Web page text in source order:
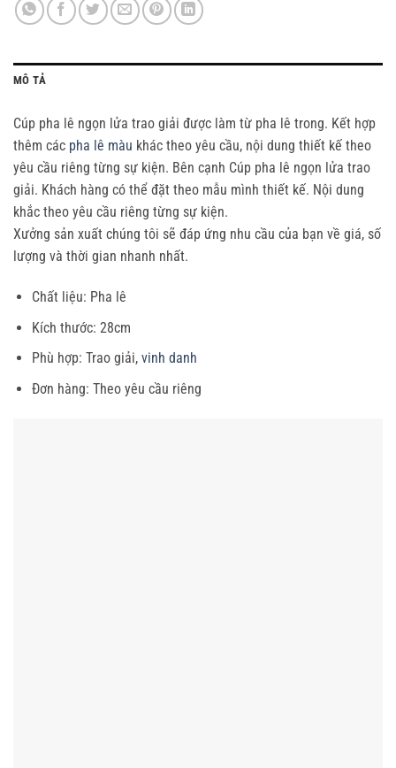
MÔ TẢ
Cúp pha lê ngọn lửa trao giải được làm từ pha lê trong. Kết hợp
thêm các pha lê màu khác theo yêu cầu, nội dung thiết kế theo
yêu cầu riêng từng sự kiện. Bên cạnh Cúp pha lê ngọn lửa trao
giải. Khách hàng có thể đặt theo mẫu mình thiết kế. Nội dung
khắc theo yêu cầu riêng từng sự kiện.
Xưởng sản xuất chúng tôi sẽ đáp ứng nhu cầu của bạn về giá, số
lượng và thời gian nhanh nhất.
Chất liệu: Pha lê
Kích thước: 28cm
Phù hợp: Trao giải, vinh danh
Đơn hàng: Theo yêu cầu riêng